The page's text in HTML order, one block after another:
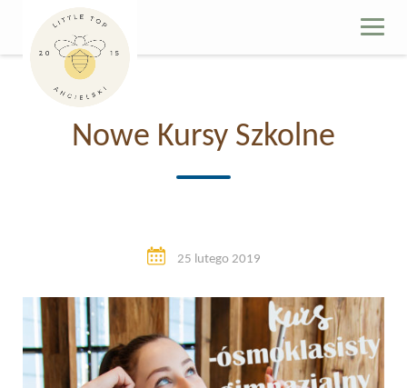
content
Nowe Kursy Szkolne
25 lutego 2019